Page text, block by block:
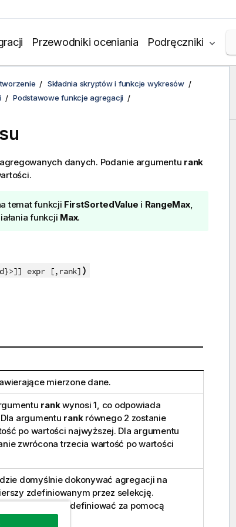
Przewodniki oceniania Podręczniki
Składnia skryptów i funkcje wykresów
Podstawowe funkcje agregacji
danych. Podanie argumentu rank
temat funkcji FirstSortedValue i RangeMax,
funkcji Max.
expr [,rank] )
mierzone dane.
rankwynosi 1, co odpowiada
argumentu rankrównego 2 zostanie
po wartości najwyższej. Dla argumentu
zwrócona trzecia wartość po wartości
domyślnie dokonywać agregacji na
zdefiniowanym przez selekcję.
wierszy można zdefiniować za pomocą